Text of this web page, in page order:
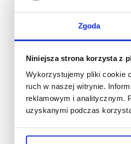
Zgoda
Niniejsza strona korzysta z
Wykorzystujemy pliki cookie
ruch w naszej witrynie.
reklamowym i analitycznym.
uzyskanymi podczas
W okresie
oraz 10 - 12 lat
English dla dzieci
zabawą. Przy
atrakcyjnej ceny!
Ciekawe
oddziału na